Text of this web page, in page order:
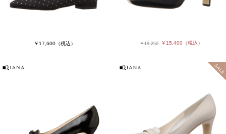
￥17,600（税込） ￥19,250 ￥15,400 （税込）